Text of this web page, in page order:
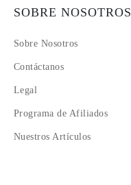
SOBRE NOSOTROS
Sobre Nosotros
Contáctanos
Legal
Programa de Afiliados
Nuestros Artículos